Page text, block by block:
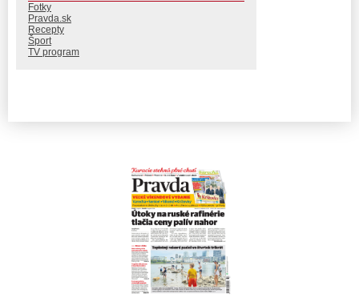
Fotky
Pravda.sk
Recepty
Šport
TV program